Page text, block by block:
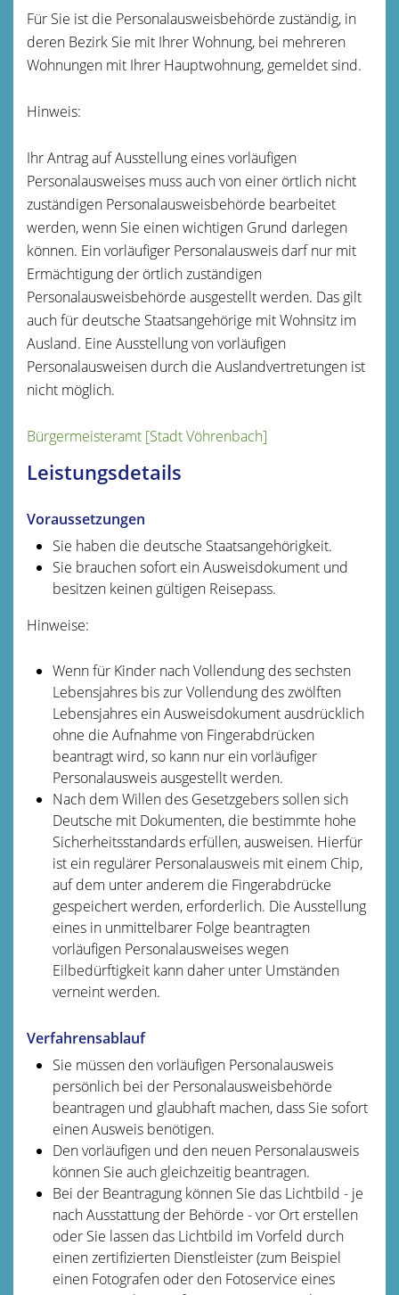
Für Sie ist die Personalausweisbehörde zuständig, in
deren Bezirk Sie mit Ihrer Wohnung, bei mehreren
Wohnungen mit Ihrer Hauptwohnung, gemeldet sind.
Hinweis:
Ihr Antrag auf Ausstellung eines vorläufigen
Personalausweises muss auch von einer örtlich nicht
zuständigen Personalausweisbehörde bearbeitet
werden, wenn Sie einen wichtigen Grund darlegen
können. Ein vorläufiger Personalausweis darf nur mit
Ermächtigung der örtlich zuständigen
Personalausweisbehörde ausgestellt werden. Das gilt
auch für deutsche Staatsangehörige mit Wohnsitz im
Ausland. Eine Ausstellung von vorläufigen
Personalausweisen durch die Auslandvertretungen ist
nicht möglich.
Bürgermeisteramt [Stadt Vöhrenbach]
Leistungsdetails
Voraussetzungen
Sie haben die deutsche Staatsangehörigkeit.
Sie brauchen sofort ein Ausweisdokument und
besitzen keinen gültigen Reisepass.
Hinweise:
Wenn für Kinder nach Vollendung des sechsten
Lebensjahres bis zur Vollendung des zwölften
Lebensjahres ein Ausweisdokument ausdrücklich
ohne die Aufnahme von Fingerabdrücken
beantragt wird,so kann nur ein vorläufiger
Personalausweis ausgestellt werden.
Nach dem Willen des Gesetzgebers sollen sich
Deutsche mit Dokumenten, die bestimmte hohe
Sicherheitsstandards erfüllen, ausweisen. Hierfür
ist ein regulärer Personalausweis mit einem Chip,
auf dem unter anderem die Fingerabdrücke
gespeichert werden, erforderlich. Die Ausstellung
eines in unmittelbarer Folge beantragten
vorläufigen Personalausweises wegen
Eilbedürftigkeit kann daher unter Umständen
verneint werden.
Verfahrensablauf
Sie müssen den vorläufigen Personalausweis
persönlich bei der Personalausweisbehörde
beantragen und glaubhaft machen, dass Sie sofort
einen Ausweis benötigen.
Den vorläufigen und den neuen Personalausweis
können Sie auch gleichzeitig beantragen.
Bei der Beantragung können Sie das Lichtbild - je
nach Ausstattung der Behörde - vor Ort erstellen
oder Sie lassen das Lichtbild im Vorfeld durch
einen zertifizierten Dienstleister (zum Beispiel
einen Fotografen oder den Fotoservice eines